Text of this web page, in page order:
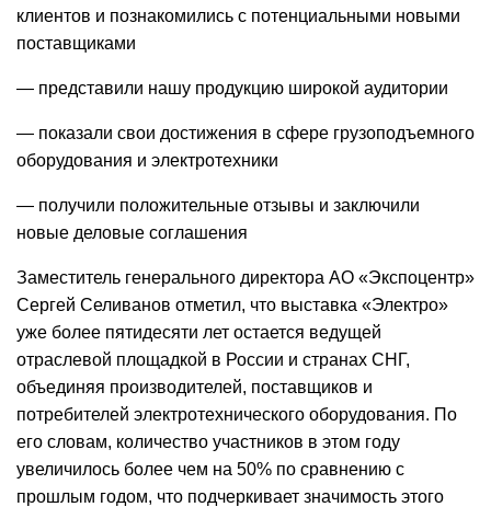
клиентов и познакомились с потенциальными новыми
поставщиками
— представили нашу продукцию широкой аудитории
— показали свои достижения в сфере грузоподъемного
оборудования и электротехники
— получили положительные отзывы и заключили
новые деловые соглашения
Заместитель генерального директора АО «Экспоцентр»
Сергей Селиванов отметил, что выставка «Электро»
уже более пятидесяти лет остается ведущей
отраслевой площадкой в России и странах СНГ,
объединяя производителей, поставщиков и
потребителей электротехнического оборудования. По
его словам, количество участников в этом году
увеличилось более чем на 50% по сравнению с
прошлым годом, что подчеркивает значимость этого